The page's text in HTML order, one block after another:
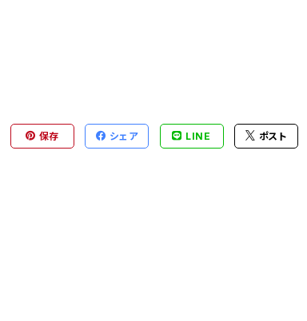
保存 シェア LINE ポスト